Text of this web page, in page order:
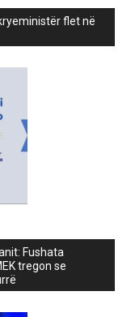
flet në
Fushata
tregon se